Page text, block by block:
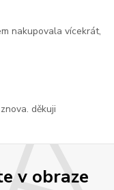
v obraze
nakupovala vícekrát,
děkuji